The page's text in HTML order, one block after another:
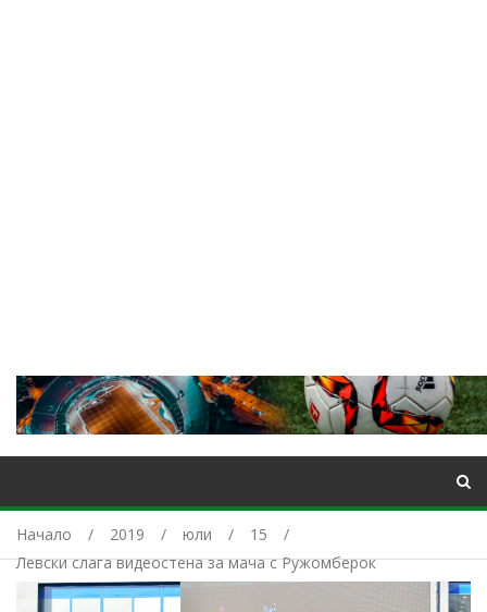
Начало 2019 юли
15
Левски слага видеостена за мача с Ружомберок